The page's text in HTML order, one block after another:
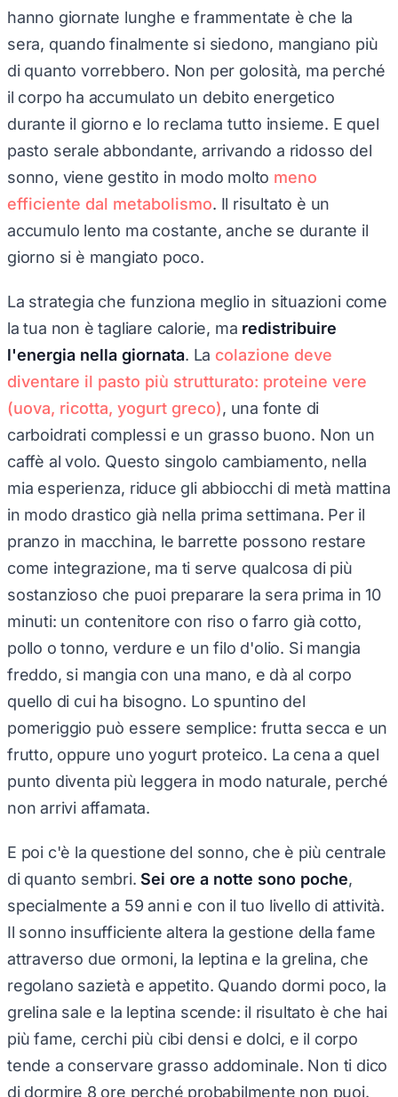
hanno giornate lunghe e frammentate è che la
sera, quando finalmente si siedono, mangiano più
di quanto vorrebbero. Non per golosità, ma perché
il corpo ha accumulato un debito energetico
durante il giorno e lo reclama tutto insieme. E quel
pasto serale abbondante, arrivando a ridosso del
sonno, viene gestito in modo molto meno
efficiente dal metabolismo . Il risultato è un
accumulo lento ma costante, anche se durante il
giorno si è mangiato poco.
La strategia che funziona meglio in situazioni come
la tua non è tagliare calorie, ma redistribuire
l'energia nella giornata . La colazione deve
diventare il pasto più strutturato: proteine vere
(uova, ricotta, yogurt greco) , una fonte di
carboidrati complessi e un grasso buono. Non un
caffè al volo. Questo singolo cambiamento, nella
mia esperienza, riduce gli abbiocchi di metà mattina
in modo drastico già nella prima settimana. Per il
pranzo in macchina, le barrette possono restare
come integrazione, ma ti serve qualcosa di più
sostanzioso che puoi preparare la sera prima in 10
minuti: un contenitore con riso o farro già cotto,
pollo o tonno, verdure e un filo d'olio. Si mangia
freddo, si mangia con una mano, e dà al corpo
quello di cui ha bisogno. Lo spuntino del
pomeriggio può essere semplice: frutta secca e un
frutto, oppure uno yogurt proteico. La cena a quel
punto diventa più leggera in modo naturale, perché
non arrivi affamata.
E poi c'è la questione del sonno, che è più centrale
di quanto sembri. Sei ore a notte sono poche
specialmente a 59 anni e con il tuo livello di attività.
Il sonno insufficiente altera la gestione della fame
attraverso due ormoni, la leptina e la grelina, che
regolano sazietà e appetito. Quando dormi poco, la
grelina sale e la leptina scende: il risultato è che hai
più fame, cerchi più cibi densi e dolci, e il corpo
tende a conservare grasso addominale. Non ti dico
di dormire 8 ore perché probabilmente non puoi.